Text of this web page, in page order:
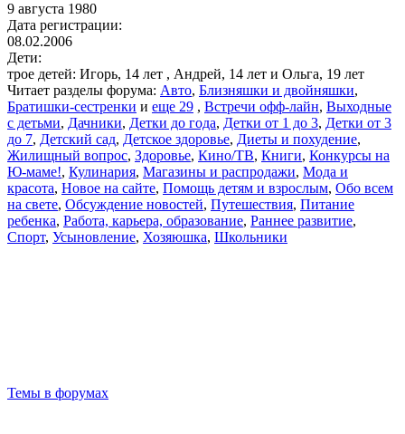
9 августа 1980
Дата регистрации:
08.02.2006
Дети:
трое детей: Игорь, 14 лет , Андрей, 14 лет и Ольга, 19 лет
Читает разделы форума: Авто, Близняшки и двойняшки,
Братишки-сестренки и еще 29 , Встречи офф-лайн, Выходные
с детьми, Дачники, Детки до года, Детки от 1 до 3, Детки от 3
до 7, Детский сад, Детское здоровье, Диеты и похудение,
Жилищный вопрос, Здоровье, Кино/ТВ, Книги, Конкурсы на
Ю-маме!, Кулинария, Магазины и распродажи, Мода и
красота, Новое на сайте, Помощь детям и взрослым, Обо всем
на свете, Обсуждение новостей, Путешествия, Питание
ребенка, Работа, карьера, образование, Раннее развитие,
Спорт, Усыновление, Хозяюшка, Школьники
Темы в форумах